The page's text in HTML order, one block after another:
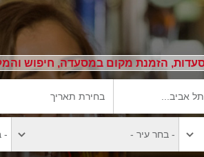
הזמנת מקום במסעדה, חיפוש